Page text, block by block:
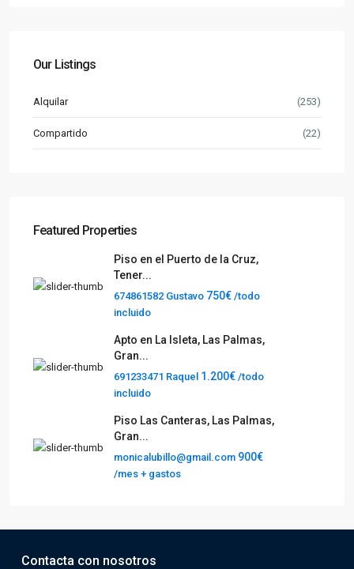
Our Listings
Alquilar (253)
Compartido (22)
Featured Properties
Piso en el Puerto de la Cruz,
Tener...
674861582 Gustavo 750€ /todo
incluido
Apto en La Isleta, Las Palmas,
Gran...
691233471 Raquel 1.200€ /todo
incluido
Piso Las Canteras, Las Palmas,
Gran...
monicalubillo@gmail.com 900€
/mes + gastos
Contacta con nosotros